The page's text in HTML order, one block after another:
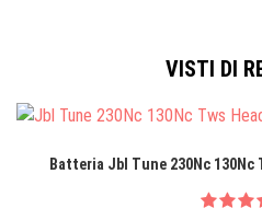
VISTI DI
Batteria Jbl Tune 230Nc 130Nc